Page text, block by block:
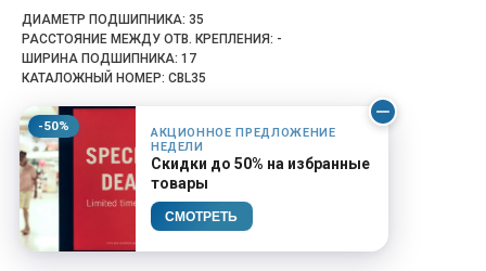
-50%
АКЦИОННОЕ ПРЕДЛОЖЕНИЕ
НЕДЕЛИ
Скидки до 50% на избранные
товары
СМОТРЕТЬ
ДИАМЕТР ПОДШИПНИКА: 35
РАССТОЯНИЕ МЕЖДУ ОТВ. КРЕПЛЕНИЯ: -
ШИРИНА ПОДШИПНИКА: 17
КАТАЛОЖНЫЙ НОМЕР: CBL35